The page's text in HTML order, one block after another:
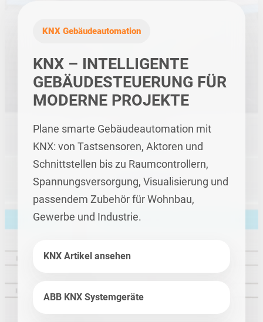
KNX Gebäudeautomation
KNX – INTELLIGENTE
GEBÄUDESTEUERUNG FÜR
MODERNE PROJEKTE
Plane smarte Gebäudeautomation mit
KNX: von Tastsensoren, Aktoren und
Schnittstellen bis zu Raumcontrollern,
Spannungsversorgung, Visualisierung und
passendem Zubehör für Wohnbau,
Gewerbe und Industrie.
KNX Artikel ansehen
ABB KNX Systemgeräte